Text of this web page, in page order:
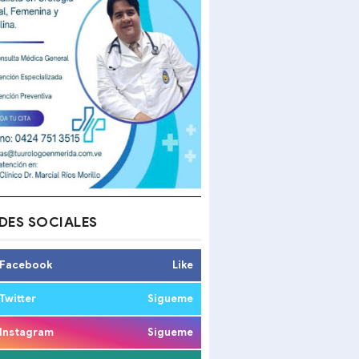
SOCIALES
Like
Sigueme
Sigueme